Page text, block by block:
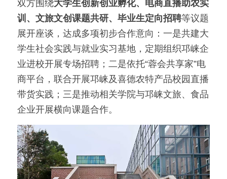
双方围绕大学生创新创业孵化、电商直播助农实
训、文旅文创课题共研、毕业生定向招聘等议题
展开座谈，达成多项初步合作意向：一是共建大
学生社会实践与就业实习基地，定期组织邛崃企
业进校开展专场招聘；二是依托“蓉会共享家”电
商平台，联合开展邛崃及喜德农特产品校园直播
带货实践；三是推动相关学院与邛崃文旅、食品
企业开展横向课题合作。